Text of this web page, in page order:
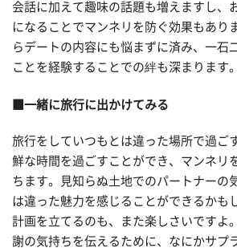
会話に加えて趣味の話題も増えますし、
になることでマンネリを防ぐ効果もあり
らデートの内容にも悩まずに済み、一石
ことを経験することでの絆も深まります。
■一緒に旅行に出かけてみる
旅行をしていつもとは違った場所で過ご
鮮な時間を過ごすことができ、マンネリ
ちます。見知らぬ土地でのパートナーの
は違った魅力を感じることができるかも
計画を立てるのも、また楽しさいですよ
謝の気持ちを伝えるために、なにかサプ